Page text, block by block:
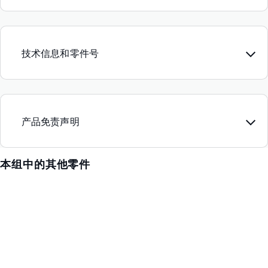
技术信息和零件号
产品免责声明
本组中的其他零件